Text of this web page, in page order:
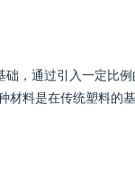
础，通过引入一定比
材料是在传统塑料的